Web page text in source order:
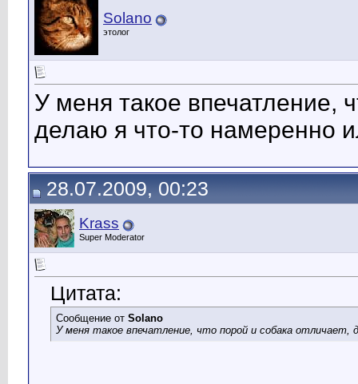
Solano
этолог
У меня такое впечатление,
делаю я что-то намеренно
28.07.2009, 00:23
Krass
Super Moderator
Цитата:
Сообщение от Solano
У меня такое впечатление, что порой и собака отличает,